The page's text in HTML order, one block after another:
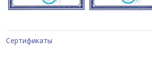
Сертификаты